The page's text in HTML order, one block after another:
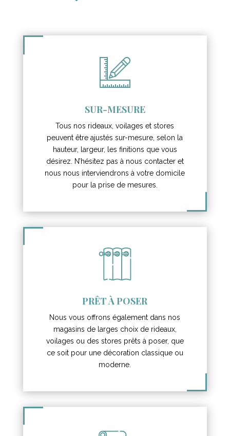
SUR-MESURE
Tous nos rideaux, voilages et stores
peuvent être ajustés sur-mesure, selon la
hauteur, largeur, les finitions que vous
désirez. N’hésitez pas à nous contacter et
nous nous interviendrons à votre domicile
pour la prise de mesures.
PRÊT À POSER
Nous vous offrons également dans nos
magasins de larges choix de rideaux,
voilages ou des stores prêts à poser, que
ce soit pour une décoration classique ou
moderne.